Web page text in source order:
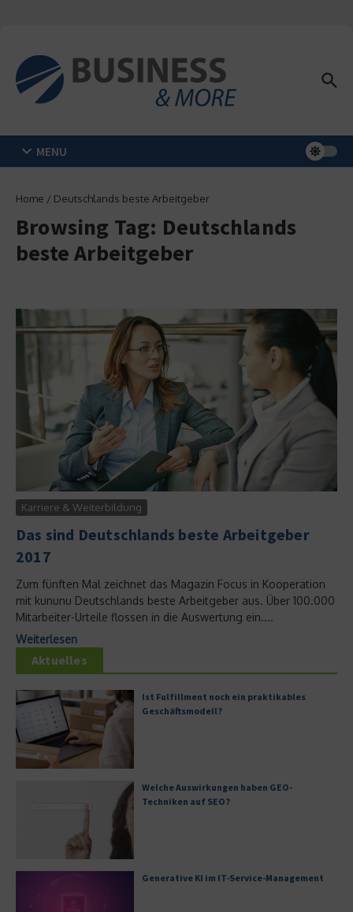
MENU
Home / Deutschlands beste Arbeitgeber
Browsing Tag: Deutschlands
beste Arbeitgeber
Karriere & Weiterbildung
Das sind Deutschlands beste Arbeitgeber
2017
Zum fünften Mal zeichnet das Magazin Focus in Kooperation
mit kununu Deutschlands beste Arbeitgeber aus. Über 100.000
Mitarbeiter-Urteile flossen in die Auswertung ein....
Weiterlesen
Aktuelles
Ist Fulfillment noch ein praktikables
Geschäftsmodell?
Welche Auswirkungen haben GEO-
Techniken auf SEO?
Generative KI im IT-Service-Management